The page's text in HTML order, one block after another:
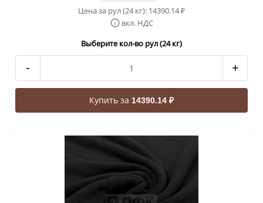
Цена за рул (24 кг): 14390.14₽
вкл. НДС
Выберите кол-во рул (24 кг)
- +
Купить за 14390.14 ₽